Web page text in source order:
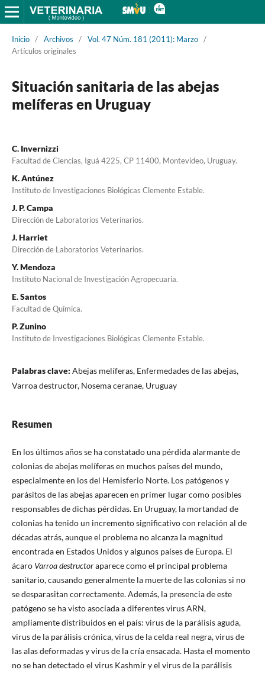
Inicio / Archivos / Vol. 47 Núm. 181 (2011): Marzo /
Artículos originales
Situación sanitaria de las abejas
melíferas en Uruguay
C. Invernizzi
Facultad de Ciencias, Iguá 4225, CP 11400, Montevideo, Uruguay.
K. Antúnez
Instituto de Investigaciones Biológicas Clemente Estable.
J. P. Campa
Dirección de Laboratorios Veterinarios.
J. Harriet
Dirección de Laboratorios Veterinarios.
Y. Mendoza
Instituto Nacional de Investigación Agropecuaria.
E. Santos
Facultad de Química.
P. Zunino
Instituto de Investigaciones Biológicas Clemente Estable.
Palabras clave: Abejas melíferas, Enfermedades de las abejas,
Varroa destructor, Nosema ceranae, Uruguay
Resumen
En los últimos años se ha constatado una pérdida alarmante de
colonias de abejas melíferas en muchos países del mundo,
especialmente en los del Hemisferio Norte. Los patógenos y
parásitos de las abejas aparecen en primer lugar como posibles
responsables de dichas pérdidas. En Uruguay, la mortandad de
colonias ha tenido un incremento significativo con relación al de
décadas atrás, aunque el problema no alcanza la magnitud
encontrada en Estados Unidos y algunos países de Europa. El
ácaro Varroa destructoraparece como el principal problema
sanitario, causando generalmente la muerte de las colonias si no
se desparasitan correctamente. Además, la presencia de este
patógeno se ha visto asociada a diferentes virus ARN,
ampliamente distribuidos en el país: virus de la parálisis aguda,
virus de la parálisis crónica, virus de la celda real negra, virus de
las alas deformadas y virus de la cría ensacada. Hasta el momento
no se han detectado el virus Kashmir y el virus de la parálisis